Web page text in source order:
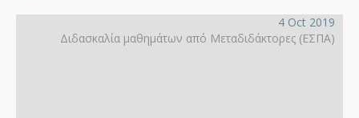
4 Oct 2019
Διδασκαλία μαθημάτων από Μεταδιδάκτορες (ΕΣΠΑ)